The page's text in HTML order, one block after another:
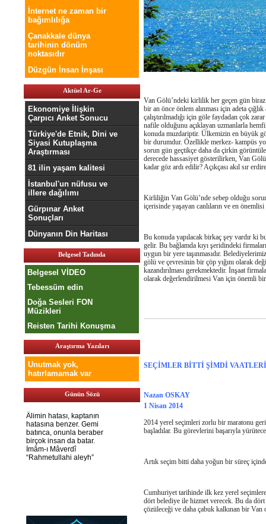
İnternet ne zaman bir
bağımlılığa
Çanakkale dünya
tarihinin dönüm
noktasıdır
Düzgün İnsan İnşası
Aktüel Ar-Ge
Ekonomiye İlişkin
Çarpıcı Anket Sonucu
Türkiye'de Etnik, Dini ve
Siyasi Kutuplaşma
Araştırması
81 ilin yaşam kalitesi
İstanbul'un nüfusu ve
illere dağılımı
Gürpınar Anket
Sonuçları
Dünyanın Din Haritası
Belgesel Tadında
Belgesel VİDEO
Tebessüm edin
Doğa Sesleri FON
Müzikleri
Reisten Tarihi Konuşma
Araştırma Yazıları
Unutmak yok,
hatırlamamak var
Günün Sözü
Van Gölü’ndeki kirlilik her geçen gün
bir an önce önlem alınması için adeta
çalıştırılmadığı için göle faydadan çok
nafile olduğunu açıklayan uzmanlarla
konuda muzdariptir. Ülkemizin en büyük
bir durumdur. Özellikle merkez- kampüs
sorun gün geçtikçe daha da çirkin
derecede hassasiyet gösterilirken, Van
kadar göz ardı edilir? Açıkçası akıl sır
Kirliliğin Van Gölü’nde sebep olduğu
içerisinde yaşayan canlıların ve en
Bu konuda yapılacak birkaç şey vardır ki
gelir. Bu bağlamda kıyı şeridindeki
uygun bir yere taşınmasıdır.
gölü ve çevresinin bir çöp yığını olarak
kazandırılması gerekmektedir. İnşaat
olarak değerlendirilmesi Van için önemli bir
SEÇİMLER BİTTİ ŞİMDİ
Nazan OSKAY
1 Nisan 2014
2014 yerel seçimleri zorlu bir maratonu
başladılar. Bu görevlerini başarıyla
Artık seçim bitti daha yoğun bir süreç
Cumhuriyettarihinde ilk kez yerel
dört belediye ile hizmet verecek. Bu da
çözüleceği ve daha çabuk kalkınan bir Van